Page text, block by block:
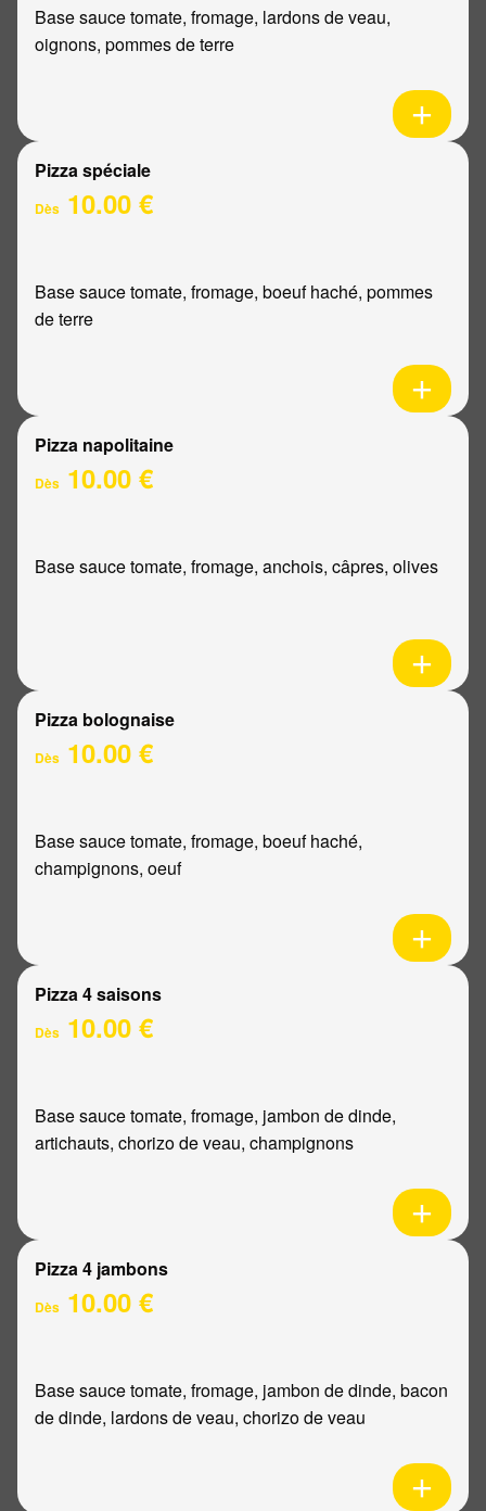
Base sauce tomate, fromage, lardons de veau,
oignons, pommes de terre
Pizza spéciale
Dès 10.00 €
Base sauce tomate, fromage, boeuf haché, pommes
de terre
Pizza napolitaine
Dès 10.00 €
Base sauce tomate, fromage, anchois, câpres, olives
Pizza bolognaise
Dès 10.00 €
Base sauce tomate, fromage, boeuf haché,
champignons, oeuf
Pizza 4 saisons
Dès 10.00 €
Base sauce tomate, fromage, jambon de dinde,
artichauts, chorizo de veau, champignons
Pizza 4 jambons
Dès 10.00 €
Base sauce tomate, fromage, jambon de dinde, bacon
de dinde, lardons de veau, chorizo de veau